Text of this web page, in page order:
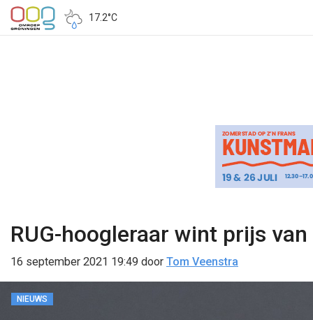
17.2°C
RUG-hoogleraar wint prijs
16 september 2021 19:49 door Tom Veenstra
NIEUWS